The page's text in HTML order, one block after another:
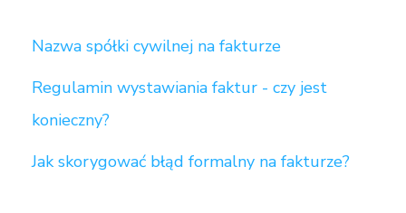
Nazwa spółki cywilnej na fakturze
Regulamin wystawiania faktur - czy jest
konieczny?
Jak skorygować błąd formalny na fakturze?